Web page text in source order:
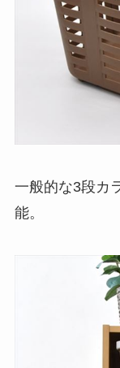
一般的な3段カ
能。